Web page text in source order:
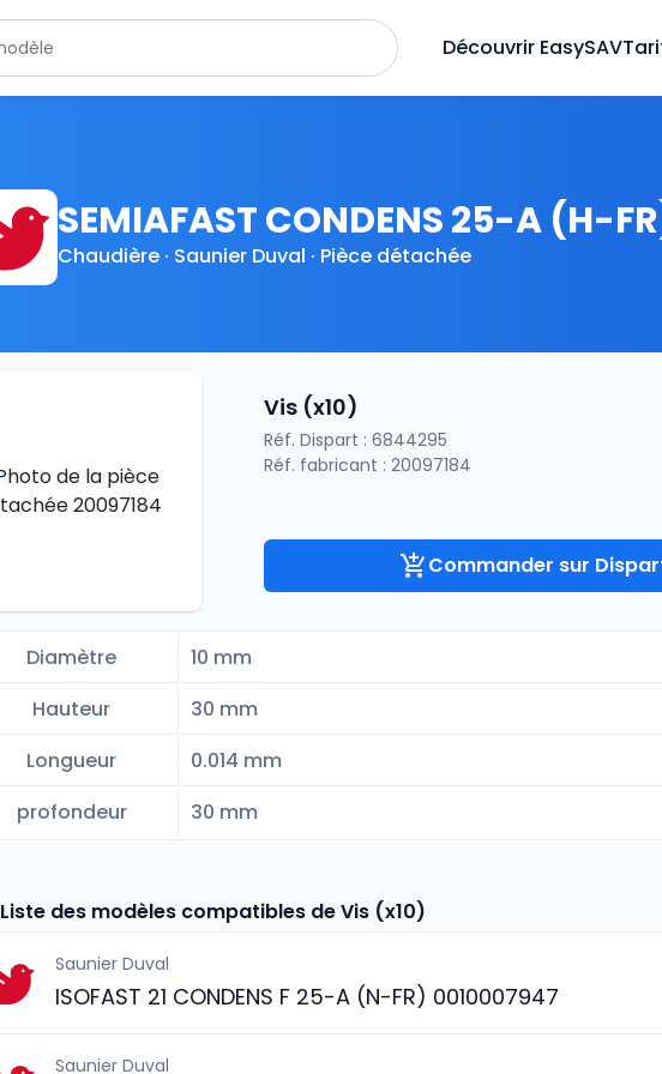
Découvrir EasySAV
SEMIAFAST CONDENS 25-A (H-
Chaudière · Saunier Duval · Pièce détachée
Vis (x10)
Réf. Dispart : 6844295
Réf. fabricant : 20097184
Commander sur
Diamètre
10 mm
Hauteur
30 mm
Longueur
0.014 mm
profondeur
30 mm
Liste des modèles compatibles de Vis (x10)
Saunier Duval
ISOFAST 21 CONDENS F 25-A (N-FR) 0010007947
Saunier Duval